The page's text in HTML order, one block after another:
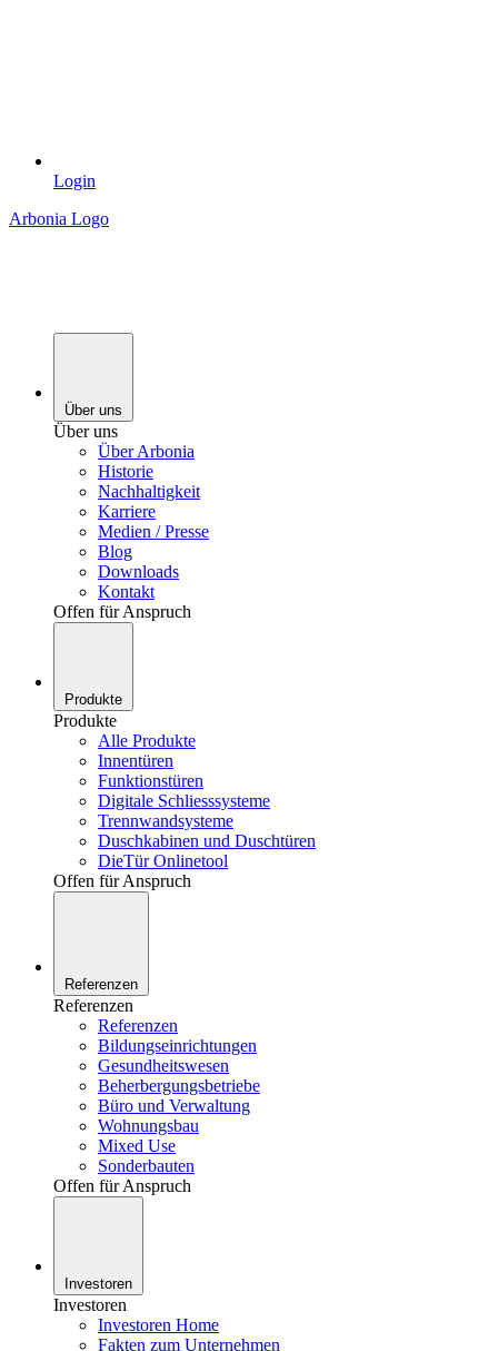
Login
Arbonia Logo
Über uns
Über uns
Über Arbonia
Historie
Nachhaltigkeit
Karriere
Medien / Presse
Blog
Downloads
Kontakt
Offen für Anspruch
Produkte
Produkte
Alle Produkte
Innentüren
Funktionstüren
Digitale Schliesssysteme
Trennwandsysteme
Duschkabinen und Duschtüren
DieTür Onlinetool
Offen für Anspruch
Referenzen
Referenzen
Referenzen
Bildungseinrichtungen
Gesundheitswesen
Beherbergungsbetriebe
Büro und Verwaltung
Wohnungsbau
Mixed Use
Sonderbauten
Offen für Anspruch
Investoren
Investoren
Investoren Home
Fakten zum Unternehmen